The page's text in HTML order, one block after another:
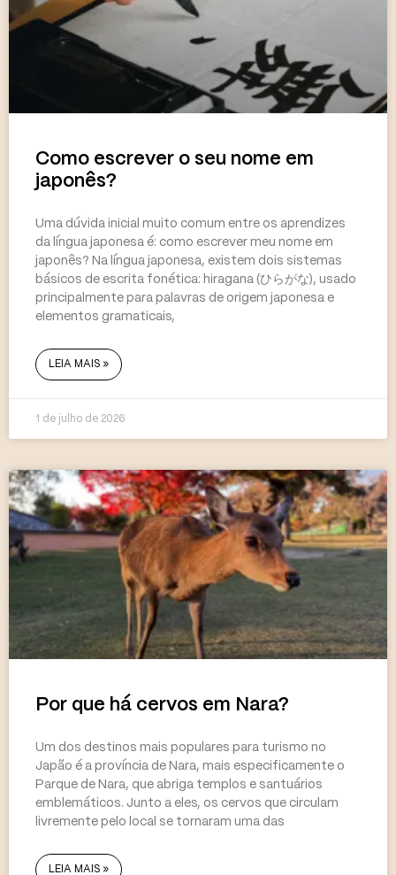
Como escrever o seu nome em
japonês?
Uma dúvida inicial muito comum entre os aprendizes
da língua japonesa é: como escrever meu nome em
japonês? Na língua japonesa, existem dois sistemas
básicos de escrita fonética: hiragana (ひらがな), usado
principalmente para palavras de origem japonesa e
elementos gramaticais,
LEIA MAIS »
1 de julho de 2026
Por que há cervos em Nara?
Um dos destinos mais populares para turismo no
Japão é a província de Nara, mais especificamente o
Parque de Nara, que abriga templos e santuários
emblemáticos. Junto a eles, os cervos que circulam
livremente pelo local se tornaram uma das
LEIA MAIS »